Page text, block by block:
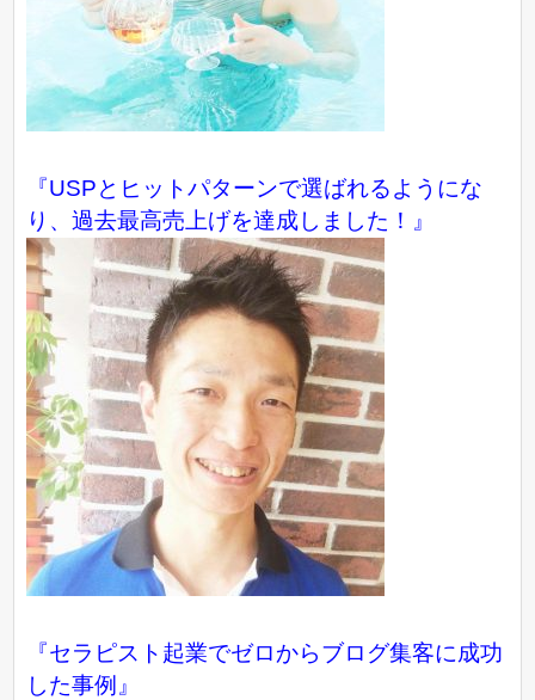
『USPとヒットパターンで選ばれるようにな
り、過去最高売上げを達成しました！』
『セラピスト起業でゼロからブログ集客に成功
した事例 』